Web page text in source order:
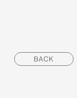
BACK